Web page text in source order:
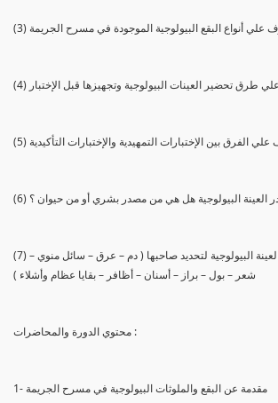
علي أنواع البقع البيولوجية الموجودة في مسرح الجريمة
علي طرق تحضير العينات البيولوجية وتجهيزها قبل الإختبار
علي الفرق بين الإختبارات التمهيدية والإختبارات التأكيدية
العينة البيولوجية هل هي من مصدر بشري أو من حيوان ؟
(7) إجراء الإختبارات علي العينة البيولوجية لتحديد صاحبها ( دم – عرق – سائل منوي –
شعر – بول – براز – أسنان – أظافر – بقايا عظام وأشلاء )
محتوي الدورة والمحاضرات :
1- مقدمة عن البقع والملوثات البيولوجية في مسرح الجريمة